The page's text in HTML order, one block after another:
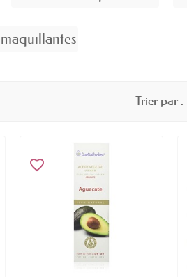
Trier par :
favorite_border